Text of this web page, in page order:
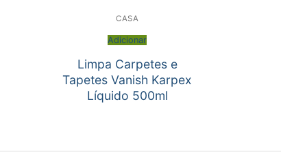
CASA
Adicionar
Limpa Carpetes e
Tapetes Vanish Karpex
Líquido 500ml